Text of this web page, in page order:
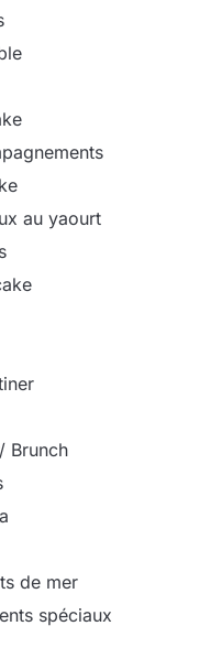
au yaourt
Brunch
de mer
spéciaux